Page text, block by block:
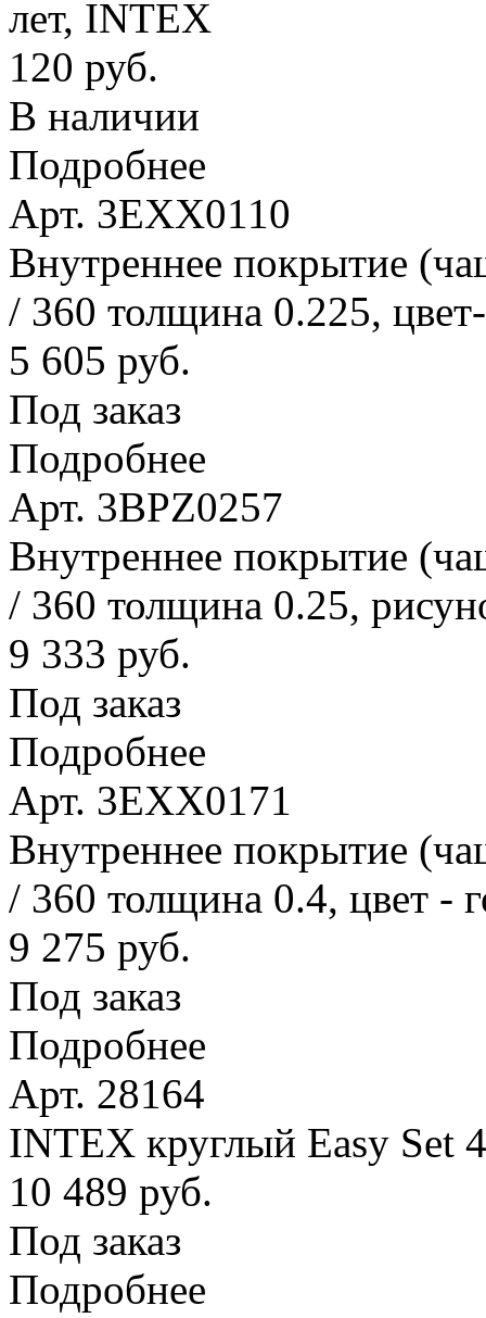
лет, INTEX
120 руб.
В наличии
Подробнее
Арт. 3EXX0110
Внутреннее покрытие
/ 360 толщина 0.225,
5 605 руб.
Под заказ
Подробнее
Арт. 3BPZ0257
Внутреннее покрытие
/ 360 толщина 0.25,
9 333 руб.
Под заказ
Подробнее
Арт. 3EXX0171
Внутреннее покрытие
/ 360 толщина 0.4, цвет -
9 275 руб.
Под заказ
Подробнее
Арт. 28164
INTEX круглый Easy Set
10 489 руб.
Под заказ
Подробнее